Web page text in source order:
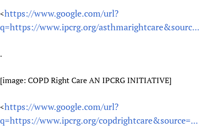
<https://www.google.com/url?
q=https://www.ipcrg.org/asthmarightcare&sourc...
.
[image: COPD Right Care AN IPCRG INITIATIVE]
<https://www.google.com/url?
q=https://www.ipcrg.org/copdrightcare&source=...